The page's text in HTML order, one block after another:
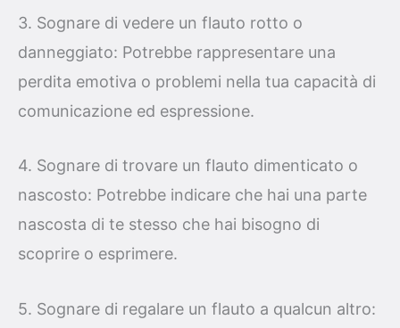
3. Sognare di vedere un flauto rotto o
danneggiato: Potrebbe rappresentare una
perdita emotiva o problemi nella tua capacità di
comunicazione ed espressione.
4. Sognare di trovare un flauto dimenticato o
nascosto: Potrebbe indicare che hai una parte
nascosta di te stesso che hai bisogno di
scoprire o esprimere.
5. Sognare di regalare un flauto a qualcun altro: